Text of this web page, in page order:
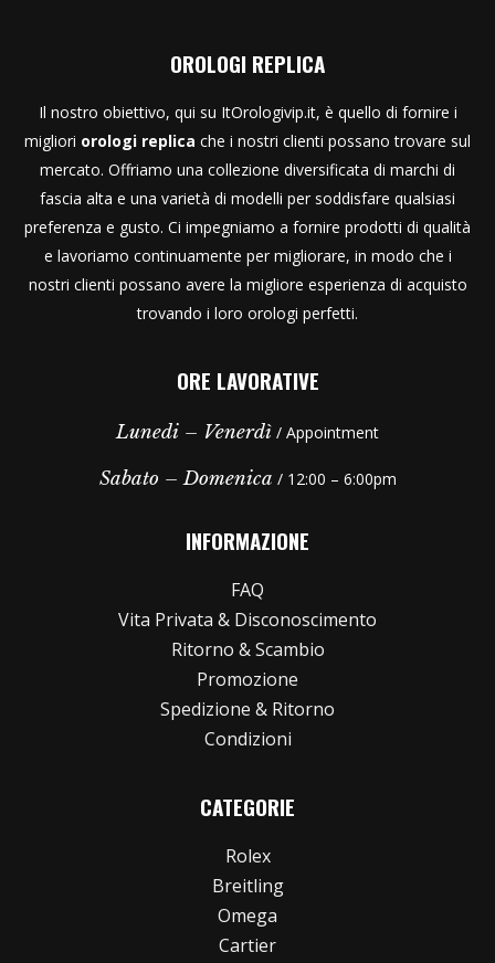
OROLOGI REPLICA
Il nostro obiettivo, qui su ItOrologivip.it, è quello di fornire i
migliori orologi replica che i nostri clienti possano trovare sul
mercato. Offriamo una collezione diversificata di marchi di
fascia alta e una varietà di modelli per soddisfare qualsiasi
preferenza e gusto. Ci impegniamo a fornire prodotti di qualità
e lavoriamo continuamente per migliorare, in modo che i
nostri clienti possano avere la migliore esperienza di acquisto
trovando i loro orologi perfetti.
ORE LAVORATIVE
Lunedi – Venerdì / Appointment
Sabato – Domenica / 12:00 – 6:00pm
INFORMAZIONE
FAQ
Vita Privata & Disconoscimento
Ritorno & Scambio
Promozione
Spedizione & Ritorno
Condizioni
CATEGORIE
Rolex
Breitling
Omega
Cartier